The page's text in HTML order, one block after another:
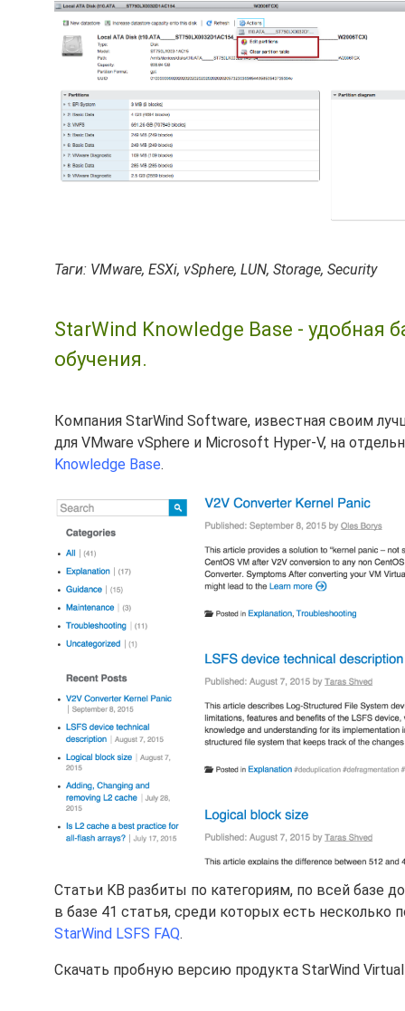
Таги: VMware, ESXi, vSphere, LUN, Storage, Security
StarWind Knowledge Base - удобная
обучения.
Компания StarWind Software, известная своим
для VMware vSphere и Microsoft Hyper-V, на
Knowledge Base.
Статьи KB разбиты по категориям, по всей базе
в базе 41 статья, среди которых есть несколько
StarWind LSFS FAQ.
Скачать пробную версию продукта StarWind